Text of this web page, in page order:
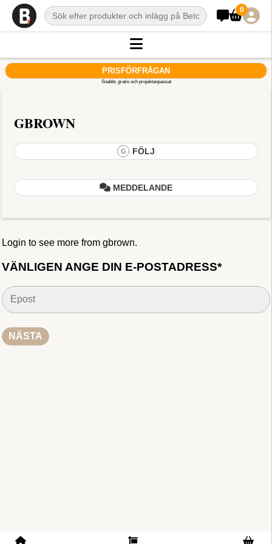
0
PRISFÖRFRÅGAN
Snabbt, gratis och projektanpassat
Login to see more from gbrown.
VÄNLIGEN ANGE DIN E-POSTADRESS*
GBROWN
G FÖLJ
MEDDELANDE